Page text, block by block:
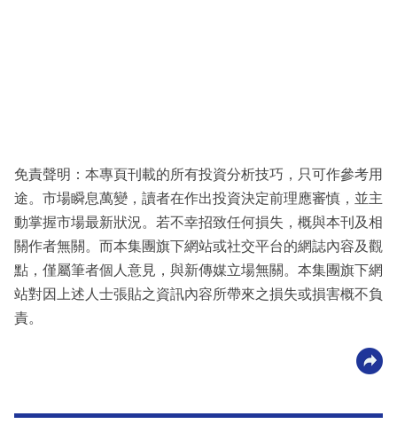
免責聲明：本專頁刊載的所有投資分析技巧，只可作參考用
途。市場瞬息萬變，讀者在作出投資決定前理應審慎，並主
動掌握市場最新狀況。若不幸招致任何損失，概與本刊及相
關作者無關。而本集團旗下網站或社交平台的網誌內容及觀
點，僅屬筆者個人意見，與新傳媒立場無關。本集團旗下網
站對因上述人士張貼之資訊內容所帶來之損失或損害概不負
責。